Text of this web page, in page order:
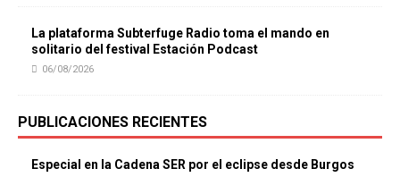
La plataforma Subterfuge Radio toma el mando en
solitario del festival Estación Podcast
06/08/2026
PUBLICACIONES RECIENTES
Especial en la Cadena SER por el eclipse desde Burgos